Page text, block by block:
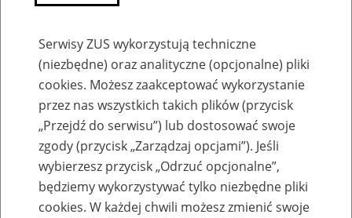
Przepraszamy,
podana strona nie została znaleziona.
Błąd 404
Serwisy ZUS wykorzystują techniczne
(niezbędne) oraz analityczne (opcjonalne) pliki
cookies. Możesz zaakceptować wykorzystanie
przez nas wszystkich takich plików (przycisk
„Przejdź do serwisu”) lub dostosować swoje
zgody (przycisk „Zarządzaj opcjami”). Jeśli
wybierzesz przycisk „Odrzuć opcjonalne”,
będziemy wykorzystywać tylko niezbędne pliki
cookies. W każdej chwili możesz zmienić swoje